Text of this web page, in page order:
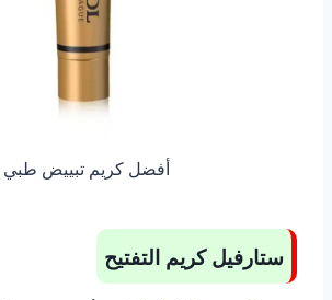
أفضل كريم تبييض طبي
ستارفيل كريم التفتيح